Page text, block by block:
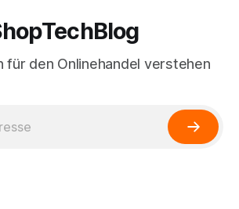
für den Onlinehandel verstehen